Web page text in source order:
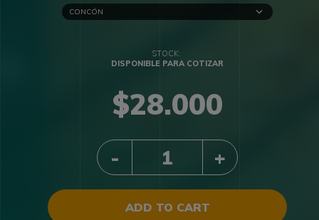
DISPONIBLE PARA COTIZAR
$28.000
ADD TO CART